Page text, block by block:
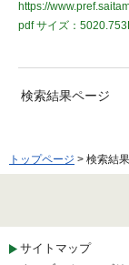
https://
pdfサイズ：
検索結果ページ
トップページ > 検索結果
サイトマップ